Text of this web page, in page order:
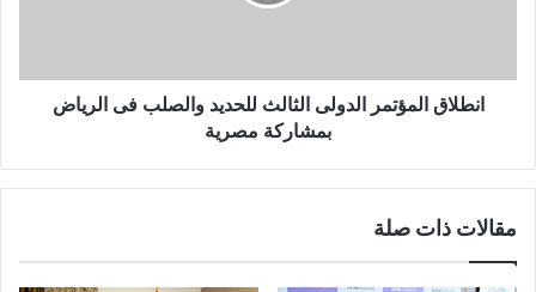
انطلاق المؤتمر الدولى الثالث للحديد والصلب فى الرياض
بمشاركة مصرية
مقالات ذات صلة